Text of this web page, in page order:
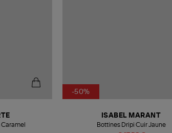
-50%
ISABEL MARANT
Bottines Dripi Cuir Jaune